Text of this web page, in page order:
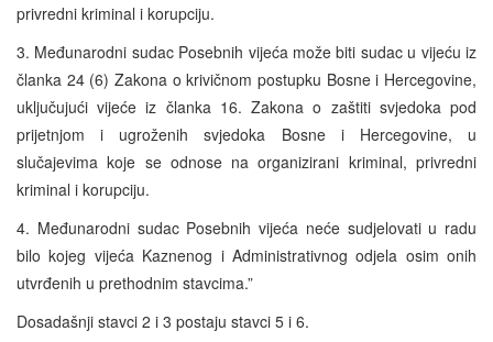
privredni kriminal i korupciju.
3. Međunarodni sudac Posebnih vijeća može biti sudac u vijeću iz
članka 24 (6) Zakona o krivičnom postupku Bosne i Hercegovine,
uključujući vijeće iz članka 16. Zakona o zaštiti svjedoka pod
prijetnjom i ugroženih svjedoka Bosne i Hercegovine, u
slučajevima koje se odnose na organizirani kriminal, privredni
kriminal i korupciju.
4. Međunarodni sudac Posebnih vijeća neće sudjelovati u radu
bilo kojeg vijeća Kaznenog i Administrativnog odjela osim onih
utvrđenih u prethodnim stavcima.”
Dosadašnji stavci 2 i 3 postaju stavci 5 i 6.